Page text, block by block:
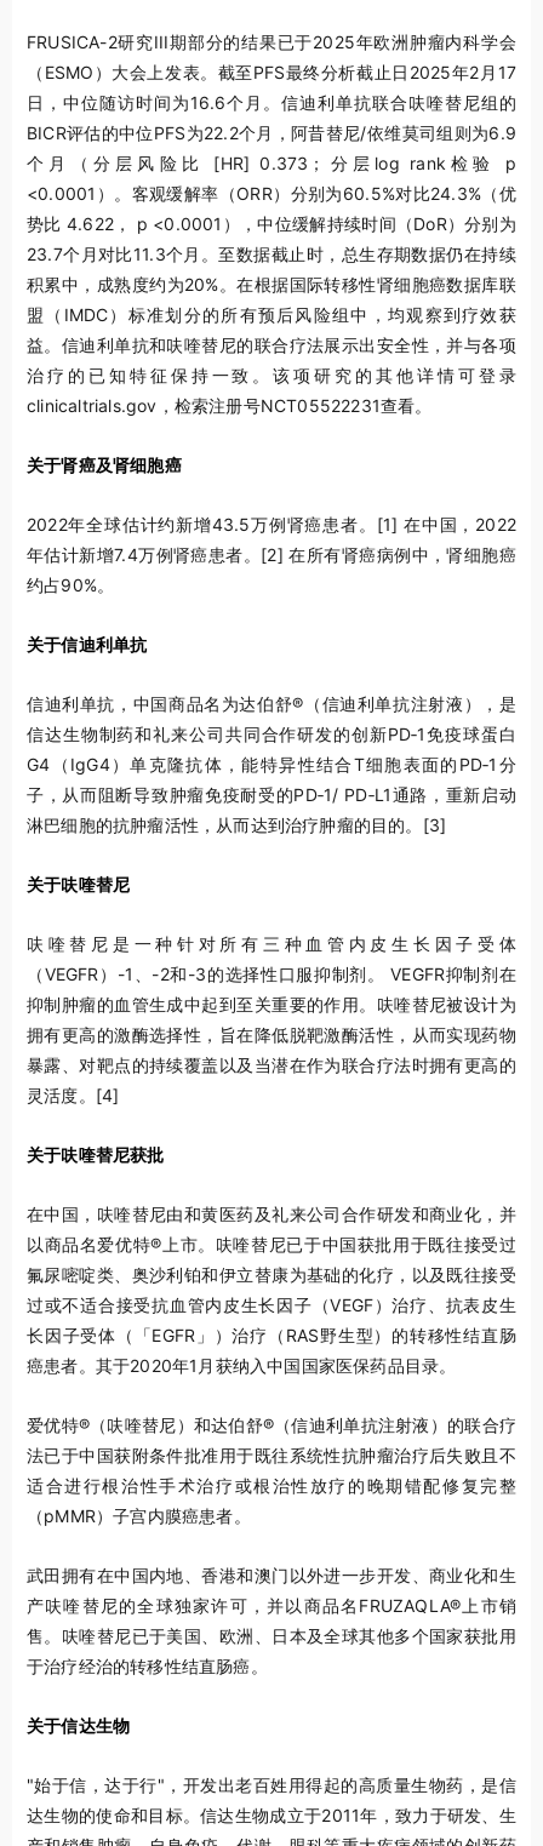
FRUSICA-2研究III期部分的结果已于2025年欧洲肿瘤内科学会
（ESMO）大会上发表。截至PFS最终分析截止日2025年2月17
日，中位随访时间为16.6个月。信迪利单抗联合呋喹替尼组的
BICR评估的中位PFS为22.2个月，阿昔替尼/依维莫司组则为6.9
个月（分层风险比 [HR] 0.373；分层log rank检验 p
<0.0001）。客观缓解率（ORR）分别为60.5%对比24.3%（优
势比 4.622， p <0.0001），中位缓解持续时间（DoR）分别为
23.7个月对比11.3个月。至数据截止时，总生存期数据仍在持续
积累中，成熟度约为20%。在根据国际转移性肾细胞癌数据库联
盟（IMDC）标准划分的所有预后风险组中，均观察到疗效获
益。信迪利单抗和呋喹替尼的联合疗法展示出安全性，并与各项
治疗的已知特征保持一致。该项研究的其他详情可登录
clinicaltrials.gov，检索注册号NCT05522231查看。
关于肾癌及肾细胞癌
2022年全球估计约新增43.5万例肾癌患者。 [1] 在中国，2022
年估计新增7.4万例肾癌患者。 [2] 在所有肾癌病例中，肾细胞癌
约占90%。
关于信迪利单抗
信迪利单抗，中国商品名为达伯舒®（信迪利单抗注射液），是
信达生物制药和礼来公司共同合作研发的创新PD‑1免疫球蛋白
G4（IgG4）单克隆抗体，能特异性结合T细胞表面的PD‑1分
子，从而阻断导致肿瘤免疫耐受的PD‑1/ PD‑L1通路，重新启动
淋巴细胞的抗肿瘤活性，从而达到治疗肿瘤的目的。 [3]
关于呋喹替尼
呋喹替尼是一种针对所有三种血管内皮生长因子受体
（VEGFR）-1、-2和-3的选择性口服抑制剂。 VEGFR抑制剂在
抑制肿瘤的血管生成中起到至关重要的作用。呋喹替尼被设计为
拥有更高的激酶选择性，旨在降低脱靶激酶活性，从而实现药物
暴露、对靶点的持续覆盖以及当潜在作为联合疗法时拥有更高的
灵活度。 [4]
关于呋喹替尼获批
在中国，呋喹替尼由和黄医药及礼来公司合作研发和商业化，并
以商品名爱优特®上市。呋喹替尼已于中国获批用于既往接受过
氟尿嘧啶类、奥沙利铂和伊立替康为基础的化疗，以及既往接受
过或不适合接受抗血管内皮生长因子（VEGF）治疗、抗表皮生
长因子受体（「EGFR」）治疗（RAS野生型）的转移性结直肠
癌患者。其于2020年1月获纳入中国国家医保药品目录。
爱优特®（呋喹替尼）和达伯舒®（信迪利单抗注射液）的联合疗
法已于中国获附条件批准用于既往系统性抗肿瘤治疗后失败且不
适合进行根治性手术治疗或根治性放疗的晚期错配修复完整
（pMMR）子宫内膜癌患者。
武田拥有在中国内地、香港和澳门以外进一步开发、商业化和生
产呋喹替尼的全球独家许可，并以商品名FRUZAQLA®上市销
售。呋喹替尼已于美国、欧洲、日本及全球其他多个国家获批用
于治疗经治的转移性结直肠癌。
关于信达生物
"始于信，达于行"，开发出老百姓用得起的高质量生物药，是信
达生物的使命和目标。信达生物成立于2011年，致力于研发、生